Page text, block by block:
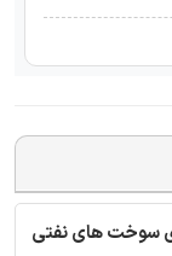
سوخت های نفتی